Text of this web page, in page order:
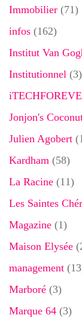
Immobilier (71)
infos (162)
Institut Van
Institutionnel (3)
Jonjon's
Julien Agobert
Kardham (58)
La Racine (11)
Les Saintes
Magazine (1)
Maison Elysée
management
Marboré (3)
Marque 64 (3)